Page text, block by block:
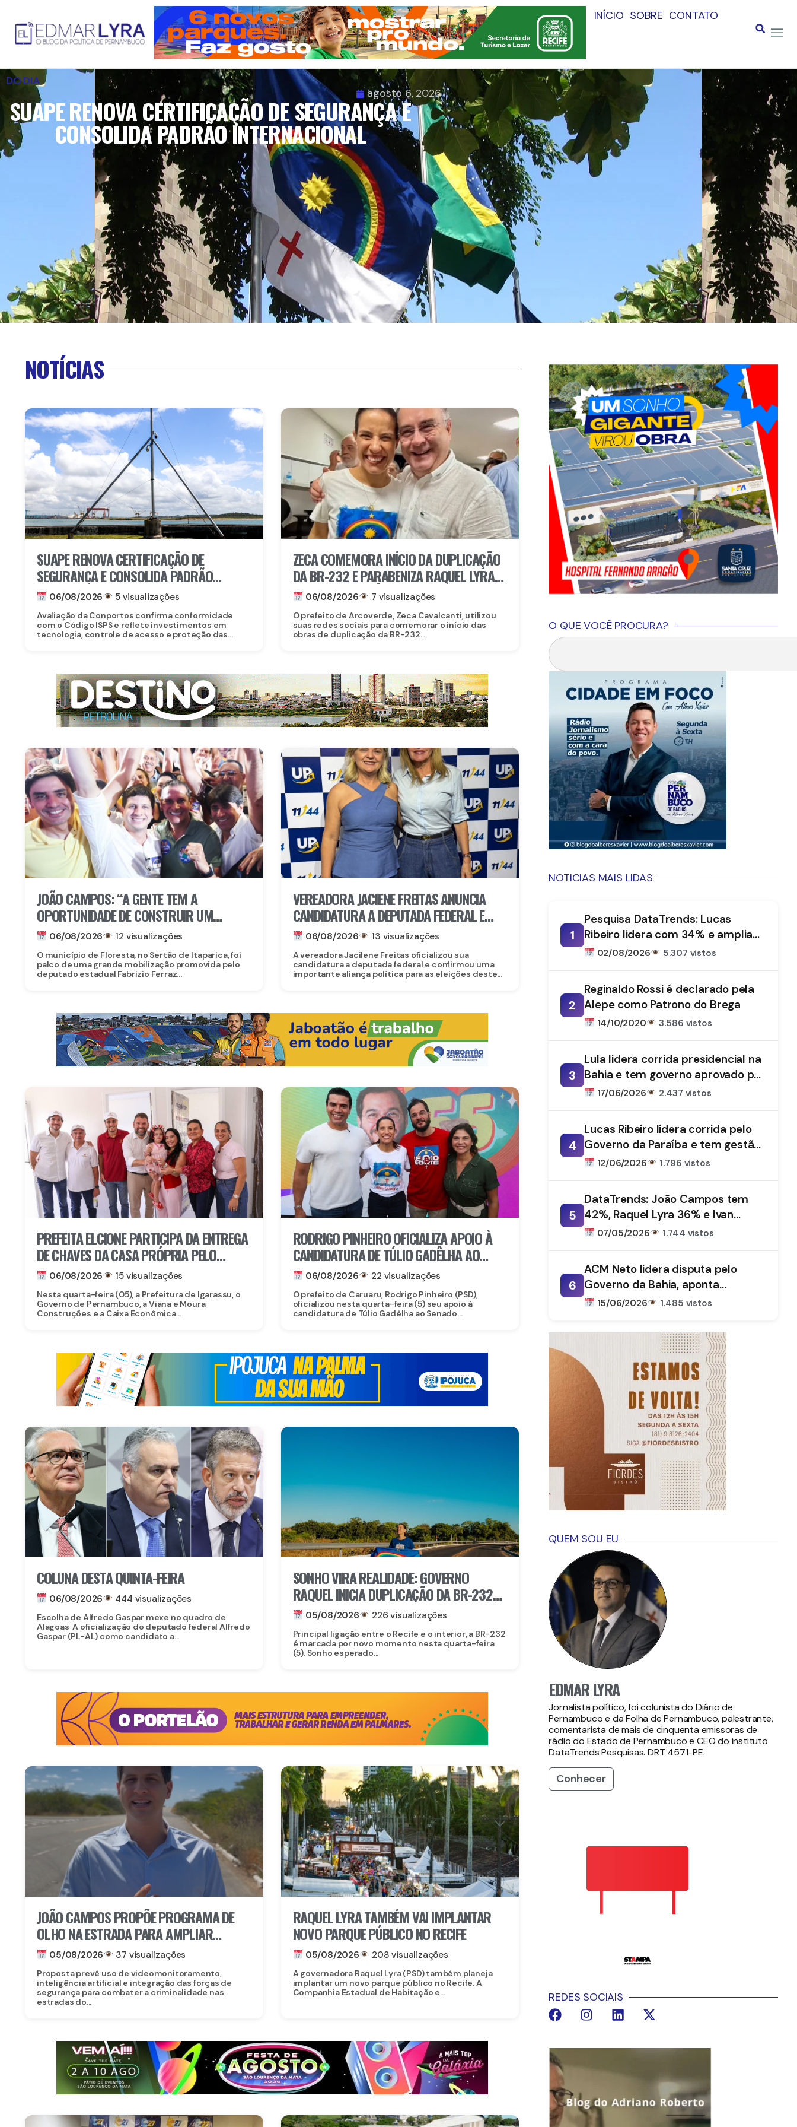
INÍCIO SOBRE CONTATO
DO DIA
agosto 6, 2026
SUAPE RENOVA CERTIFICAÇÃO DE SEGURANÇA E
CONSOLIDA PADRÃO INTERNACIONAL
NOTÍCIAS
SUAPE RENOVA CERTIFICAÇÃO DE
SEGURANÇA E CONSOLIDA PADRÃO
INTERNACIONAL
06/08/2026 5 visualizações
Avaliação da Conportos confirma conformidade
com o Código ISPS e reflete investimentos em
tecnologia, controle de acesso e proteção das...
ZECA COMEMORA INÍCIO DA DUPLICAÇÃO
DA BR-232 E PARABENIZA RAQUEL LYRA
POR OBRA HISTÓRICA PARA O INTERIOR
06/08/2026 7 visualizações
O prefeito de Arcoverde, Zeca Cavalcanti, utilizou
suas redes sociais para comemorar o início das
obras de duplicação da BR-232...
JOÃO CAMPOS: “A GENTE TEM A
OPORTUNIDADE DE CONSTRUIR UM
TEMPO BOM PELA FRENTE”
06/08/2026 12 visualizações
O município de Floresta, no Sertão de Itaparica, foi
palco de uma grande mobilização promovida pelo
deputado estadual Fabrizio Ferraz...
VEREADORA JACIENE FREITAS ANUNCIA
CANDIDATURA A DEPUTADA FEDERAL E
FECHA DOBRADINHA COM ROBERTA
ARRAES EM POÇÃO, NO AGRESTE
06/08/2026 13 visualizações
A vereadora Jacilene Freitas oficializou sua
candidatura a deputada federal e confirmou uma
importante aliança política para as eleições deste...
PREFEITA ELCIONE PARTICIPA DA ENTREGA
DE CHAVES DA CASA PRÓPRIA PELO
PROGRAMA MORAR BEM PE
06/08/2026 15 visualizações
Nesta quarta-feira (05), a Prefeitura de Igarassu, o
Governo de Pernambuco, a Viana e Moura
Construções e a Caixa Econômica...
RODRIGO PINHEIRO OFICIALIZA APOIO À
CANDIDATURA DE TÚLIO GADÊLHA AO
SENADO
06/08/2026 22 visualizações
O prefeito de Caruaru, Rodrigo Pinheiro (PSD),
oficializou nesta quarta-feira (5) seu apoio à
candidatura de Túlio Gadêlha ao Senado...
COLUNA DESTA QUINTA-FEIRA
06/08/2026 444 visualizações
Escolha de Alfredo Gaspar mexe no quadro de
Alagoas A oficialização do deputado federal Alfredo
Gaspar (PL-AL) como candidato a...
SONHO VIRA REALIDADE: GOVERNO
RAQUEL INICIA DUPLICAÇÃO DA BR-232
ENTRE SÃO CAETANO E BELO JARDIM
05/08/2026 226 visualizações
Principal ligação entre o Recife e o interior, a BR-232
é marcada por novo momento nesta quarta-feira
(5). Sonho esperado...
JOÃO CAMPOS PROPÕE PROGRAMA DE
OLHO NA ESTRADA PARA AMPLIAR
SEGURANÇA NAS RODOVIAS
05/08/2026 37 visualizações
Proposta prevê uso de videomonitoramento,
inteligência artificial e integração das forças de
segurança para combater a criminalidade nas
estradas do...
RAQUEL LYRA TAMBÉM VAI IMPLANTAR
NOVO PARQUE PÚBLICO NO RECIFE
05/08/2026 208 visualizações
A governadora Raquel Lyra (PSD) também planeja
implantar um novo parque público no Recife. A
Companhia Estadual de Habitação e...
O QUE VOCÊ PROCURA?
NOTICIAS MAIS LIDAS
1
Pesquisa DataTrends: Lucas
Ribeiro lidera com 34% e amplia
vantagem na disputa pelo
02/08/2026 5.307 vistos
2
Reginaldo Rossi é declarado pela
Alepe como Patrono do Brega
14/10/2020 3.586 vistos
3
Lula lidera corrida presidencial na
Bahia e tem governo aprovado por
61%, aponta DataTrends
17/06/2026 2.437 vistos
4
Lucas Ribeiro lidera corrida pelo
Governo da Paraíba e tem gestão
aprovada por 66%, aponta
12/06/2026 1.796 vistos
5
DataTrends: João Campos tem
42%, Raquel Lyra 36% e Ivan
Moraes 1%
07/05/2026 1.744 vistos
6
ACM Neto lidera disputa pelo
Governo da Bahia, aponta
DataTrends
15/06/2026 1.485 vistos
QUEM SOU EU
EDMAR LYRA
Jornalista político, foi colunista do Diário de
Pernambuco e da Folha de Pernambuco, palestrante,
comentarista de mais de cinquenta emissoras de
rádio do Estado de Pernambuco e CEO do instituto
DataTrends Pesquisas. DRT 4571-PE.
Conhecer
REDES SOCIAIS